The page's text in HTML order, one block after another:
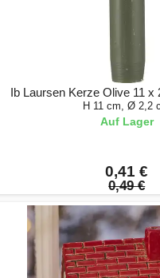
Ib Laursen Kerze Olive 11 x
H 11 cm, Ø 2,2
Auf Lager
0,41 €
0,49 €